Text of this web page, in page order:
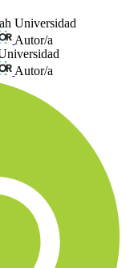
Universidad
Autor/a
Autor/a